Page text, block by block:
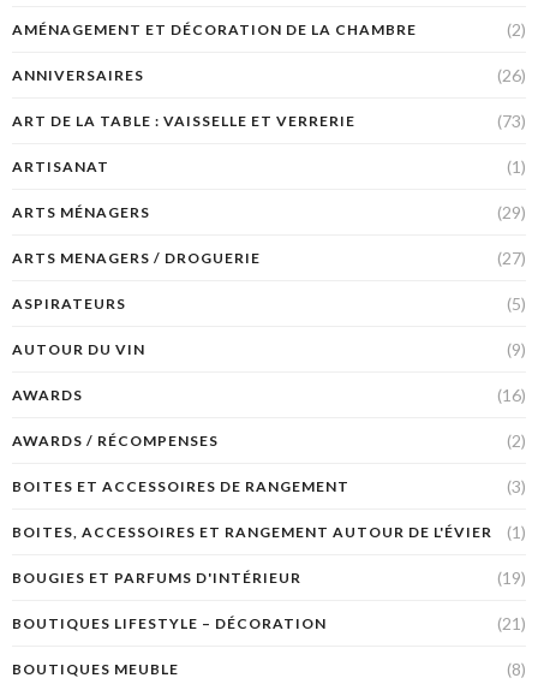
AMÉNAGEMENT ET DÉCORATION DE LA CHAMBRE (2)
ANNIVERSAIRES (26)
ART DE LA TABLE : VAISSELLE ET VERRERIE (73)
ARTISANAT (1)
ARTS MÉNAGERS (29)
ARTS MENAGERS / DROGUERIE (27)
ASPIRATEURS (5)
AUTOUR DU VIN (9)
AWARDS (16)
AWARDS / RÉCOMPENSES (2)
BOITES ET ACCESSOIRES DE RANGEMENT (3)
BOITES, ACCESSOIRES ET RANGEMENT AUTOUR DE L'ÉVIER (1)
BOUGIES ET PARFUMS D'INTÉRIEUR (19)
BOUTIQUES LIFESTYLE – DÉCORATION (21)
BOUTIQUES MEUBLE (8)